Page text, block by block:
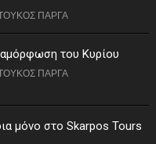
ΠΑΡΓΑ
του Κυρίου
ΠΑΡΓΑ
μόνο στο Skarpos Tours